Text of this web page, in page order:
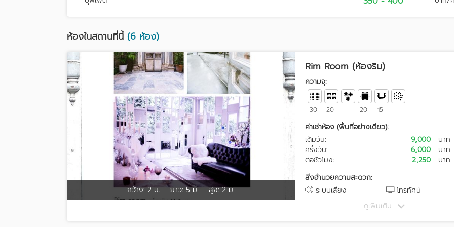
ห้องในสถานที่นี้(6 ห้อง)
กว้าง: 2 ม. ยาว: 5 ม. สูง: 2 ม.
Rim Room (ห้องริม)
ความจุ:
30 20 20 15
ค่าเช่าห้อง (พื้นที่อย่างเดียว):
เต็มวัน:
9,000
บาท
ครึ่งวัน:
6,000
บาท
ต่อชั่วโมง:
2,250
บาท
สิ่งอำนวยความสะดวก:
ระบบเสียง
โทรทัศน์
ดูเพิ่มเติม